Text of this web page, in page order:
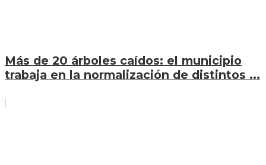
Más de 20 árboles caídos: el municipio
trabaja en la normalización de distintos ...